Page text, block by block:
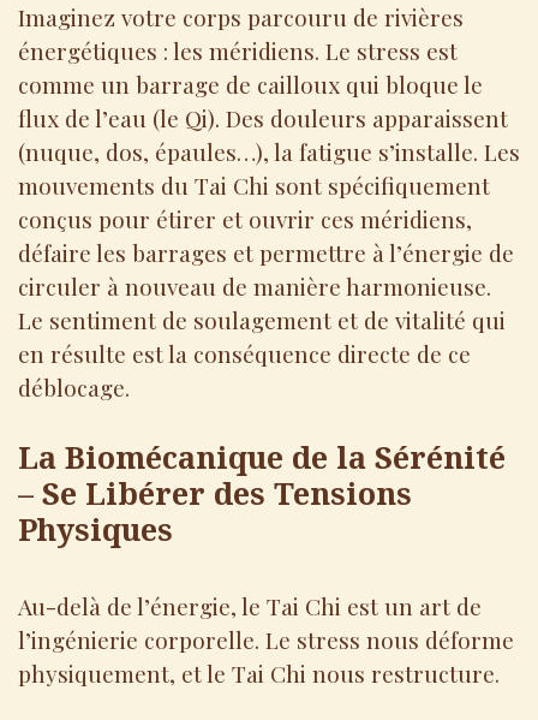
Imaginez votre corps parcouru de rivières
énergétiques : les méridiens. Le stress est
comme un barrage de cailloux qui bloque le
flux de l’eau (le Qi). Des douleurs apparaissent
(nuque, dos, épaules…), la fatigue s’installe. Les
mouvements du Tai Chi sont spécifiquement
conçus pour étirer et ouvrir ces méridiens,
défaire les barrages et permettre à l’énergie de
circuler à nouveau de manière harmonieuse.
Le sentiment de soulagement et de vitalité qui
en résulte est la conséquence directe de ce
déblocage.
La Biomécanique de la Sérénité
– Se Libérer des Tensions
Physiques
Au-delà de l’énergie, le Tai Chi est un art de
l’ingénierie corporelle. Le stress nous déforme
physiquement, et le Tai Chi nous restructure.